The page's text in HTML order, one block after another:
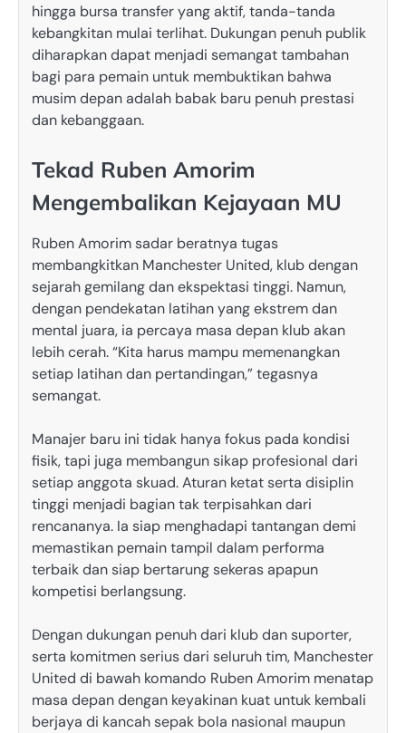
hingga bursa transfer yang aktif, tanda-tanda
kebangkitan mulai terlihat. Dukungan penuh publik
diharapkan dapat menjadi semangat tambahan
bagi para pemain untuk membuktikan bahwa
musim depan adalah babak baru penuh prestasi
dan kebanggaan.
Tekad Ruben Amorim
Mengembalikan Kejayaan MU
Ruben Amorim sadar beratnya tugas
membangkitkan Manchester United, klub dengan
sejarah gemilang dan ekspektasi tinggi. Namun,
dengan pendekatan latihan yang ekstrem dan
mental juara, ia percaya masa depan klub akan
lebih cerah. “Kita harus mampu memenangkan
setiap latihan dan pertandingan,” tegasnya
semangat.
Manajer baru ini tidak hanya fokus pada kondisi
fisik, tapi juga membangun sikap profesional dari
setiap anggota skuad. Aturan ketat serta disiplin
tinggi menjadi bagian tak terpisahkan dari
rencananya. Ia siap menghadapi tantangan demi
memastikan pemain tampil dalam performa
terbaik dan siap bertarung sekeras apapun
kompetisi berlangsung.
Dengan dukungan penuh dari klub dan suporter,
serta komitmen serius dari seluruh tim, Manchester
United di bawah komando Ruben Amorim menatap
masa depan dengan keyakinan kuat untuk kembali
berjaya di kancah sepak bola nasional maupun